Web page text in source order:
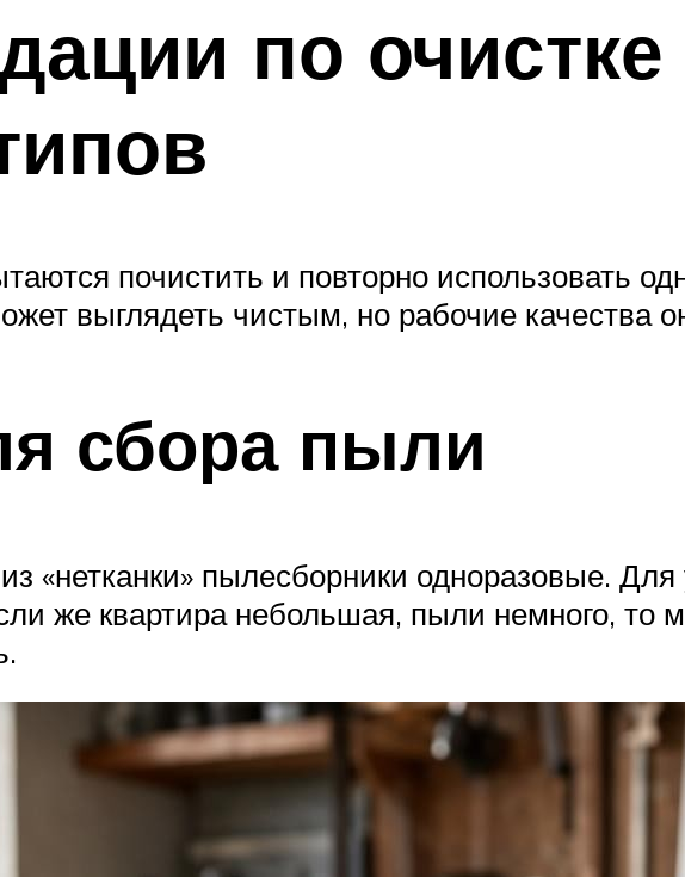
по
почистить и повторно использовать
выглядеть чистым, но рабочие качества
сбора пыли
«нетканки» пылесборники одноразовые.
же квартира небольшая, пыли немного,